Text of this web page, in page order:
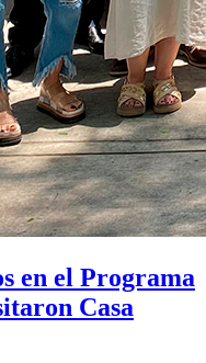
en el Programa
Casa